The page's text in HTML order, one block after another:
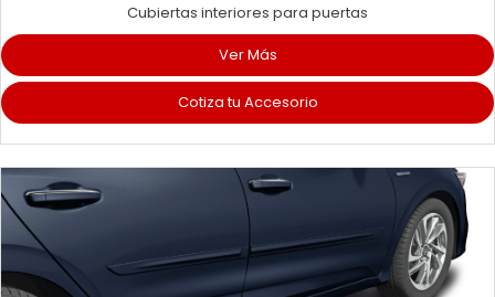
Cubiertas interiores para puertas
Ver Más
Cotiza tu Accesorio